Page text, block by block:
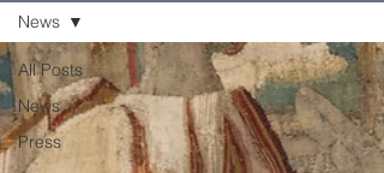
All Posts
News
Press
News